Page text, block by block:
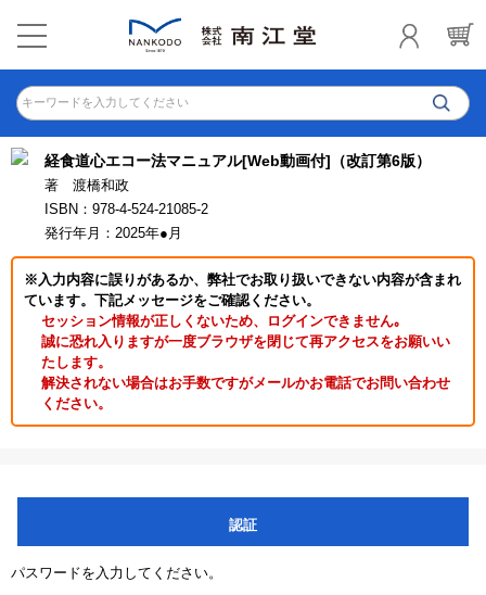
キーワードを入力してください
経食道心エコー法マニュアル[Web動画付]（改訂第6版）
著 渡橋和政
ISBN：978-4-524-21085-2
発行年月：2025年●月
※入力内容に誤りがあるか、弊社でお取り扱いできない内容が含まれ
ています。下記メッセージをご確認ください。
セッション情報が正しくないため、ログインできません｡
誠に恐れ入りますが一度ブラウザを閉じて再アクセスをお願いい
たします。
解決されない場合はお手数ですがメールかお電話でお問い合わせ
ください。
認証
パスワードを入力してください。